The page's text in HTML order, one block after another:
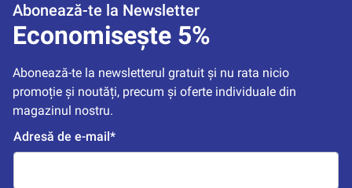
Abonează-te la Newsletter
Economisește 5%
Abonează-te la newsletterul gratuit și nu rata nicio
promoție și noutăți, precum și oferte individuale din
magazinul nostru.
Adresă de e-mail*